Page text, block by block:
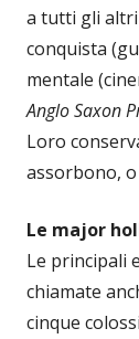
a tutti gli altri
conquista
mentale
Anglo Saxon
Loro
assorbono,
Le major
Le principali
chiamate
cinque colossi